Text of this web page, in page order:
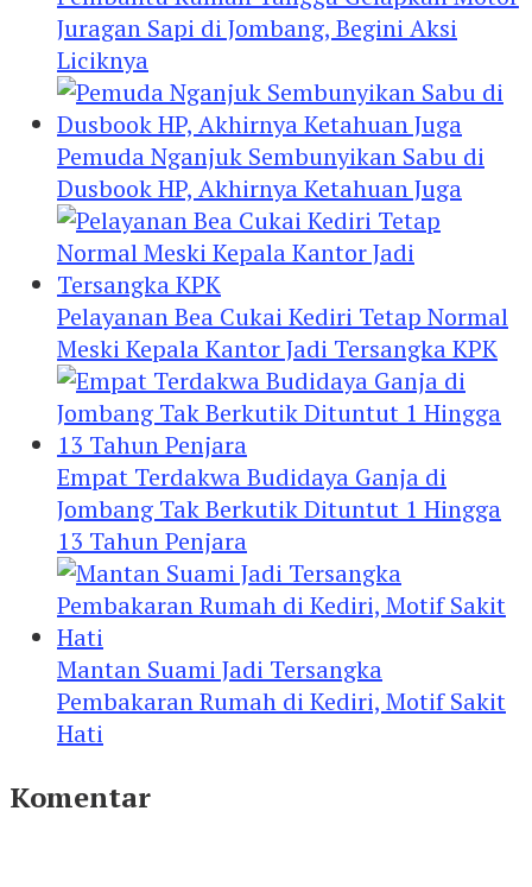
Juragan Sapi di Jombang, Begini Aksi
Liciknya
Pemuda Nganjuk Sembunyikan Sabu di
Dusbook HP, Akhirnya Ketahuan Juga
Pelayanan Bea Cukai Kediri Tetap Normal
Meski Kepala Kantor Jadi Tersangka KPK
Empat Terdakwa Budidaya Ganja di
Jombang Tak Berkutik Dituntut 1 Hingga
13 Tahun Penjara
Mantan Suami Jadi Tersangka
Pembakaran Rumah di Kediri, Motif Sakit
Hati
Komentar